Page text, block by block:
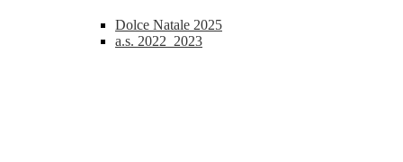
Dolce Natale 2025
a.s. 2022_2023